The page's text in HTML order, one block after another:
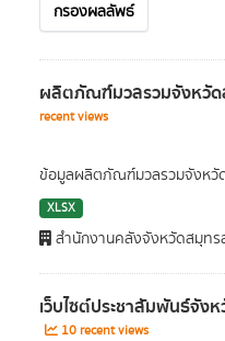
กรองผลลัพธ์
ผลิตภัณฑ์มวลรวมจังหวั
recent views
ข้อมูลผลิตภัณฑ์มวลรวมจังหวั
XLSX
สำนักงานคลังจังหวัดสมุทร
เว็บไซต์ประชาสัมพันธ์จัง
10 recent views